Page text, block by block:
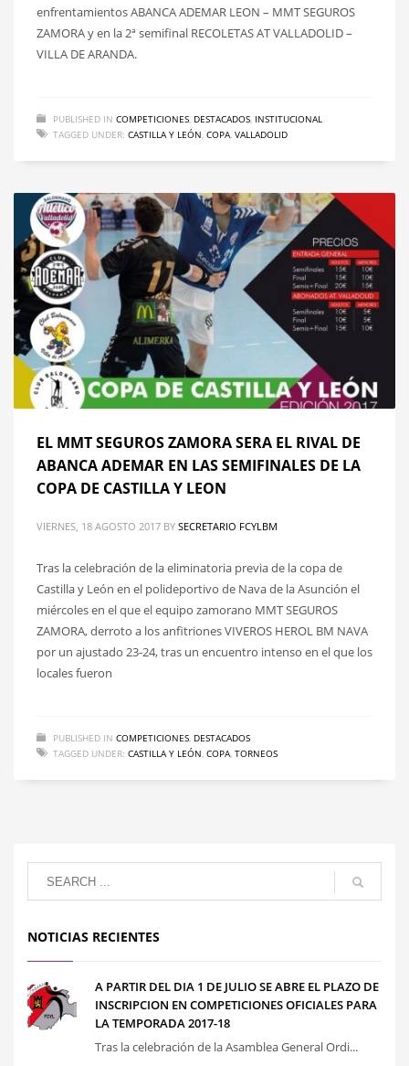
enfrentamientos ABANCA ADEMAR LEON – MMT SEGUROS
ZAMORA y en la 2ª semifinal RECOLETAS AT VALLADOLID –
VILLA DE ARANDA.
PUBLISHED IN COMPETICIONES DESTACADOS INSTITUCIONAL
TAGGED UNDER: CASTILLA Y LEÓN COPA VALLADOLID
EL MMT SEGUROS ZAMORA SERA EL RIVAL DE
ABANCA ADEMAR EN LAS SEMIFINALES DE LA
COPA DE CASTILLA Y LEON
VIERNES, 18 AGOSTO 2017 BY SECRETARIO FCYLBM
Tras la celebración de la eliminatoria previa de la copa de
Castilla y León en el polideportivo de Nava de la Asunción el
miércoles en el que el equipo zamorano MMT SEGUROS
ZAMORA, derroto a los anfitriones VIVEROS HEROL BM NAVA
por un ajustado 23-24, tras un encuentro intenso en el que los
locales fueron
PUBLISHED IN COMPETICIONES DESTACADOS
TAGGED UNDER: CASTILLA Y LEÓN COPA TORNEOS
NOTICIAS RECIENTES
A PARTIR DEL DIA 1 DE JULIO SE ABRE EL PLAZO DE
INSCRIPCION EN COMPETICIONES OFICIALES PARA
LA TEMPORADA 2017-18
Tras la celebración de la Asamblea General Ordi...